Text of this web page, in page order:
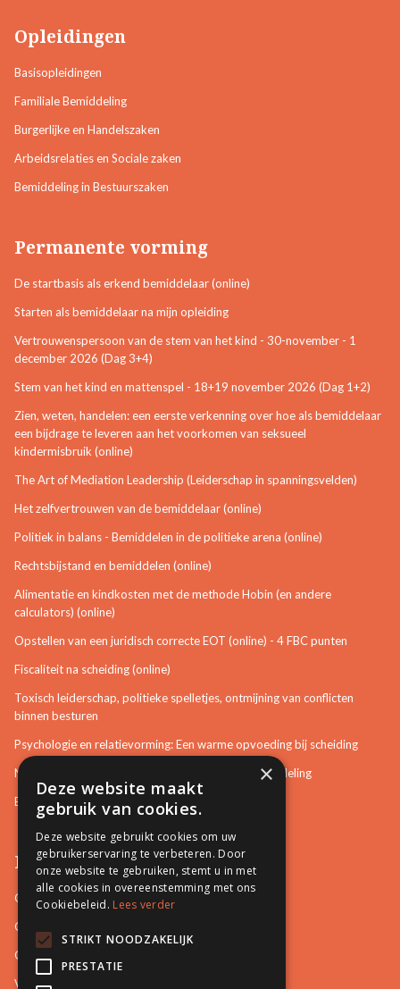
Opleidingen
Basisopleidingen
Familiale Bemiddeling
Burgerlijke en Handelszaken
Arbeidsrelaties en Sociale zaken
Bemiddeling in Bestuurszaken
Permanente vorming
De startbasis als erkend bemiddelaar (online)
Starten als bemiddelaar na mijn opleiding
Vertrouwenspersoon van de stem van het kind - 30-november - 1
december 2026 (Dag 3+4)
Stem van het kind en mattenspel - 18+19 november 2026 (Dag 1+2)
Zien, weten, handelen: een eerste verkenning over hoe als bemiddelaar
een bijdrage te leveren aan het voorkomen van seksueel
kindermisbruik (online)
The Art of Mediation Leadership (Leiderschap in spanningsvelden)
Het zelfvertrouwen van de bemiddelaar (online)
Politiek in balans - Bemiddelen in de politieke arena (online)
Rechtsbijstand en bemiddelen (online)
Alimentatie en kindkosten met de methode Hobin (en andere
calculators) (online)
Opstellen van een juridisch correcte EOT (online) - 4 FBC punten
Fiscaliteit na scheiding (online)
Toxisch leiderschap, politieke spelletjes, ontmijning van conflicten
binnen besturen
Psychologie en relatievorming: Een warme opvoeding bij scheiding
Neurotisch of afwijkend gedrag herkennen in bemiddeling
Bemiddeling in bouwzaken
Pro Mediation
Contact
Over ons
Onze docenten
Video's
×
Deze website maakt
gebruik van cookies.
Deze website gebruikt cookies om uw
gebruikerservaring te verbeteren. Door
onze website te gebruiken, stemt u in met
alle cookies in overeenstemming met ons
Cookiebeleid. Lees verder
STRIKT NOODZAKELIJK
PRESTATIE